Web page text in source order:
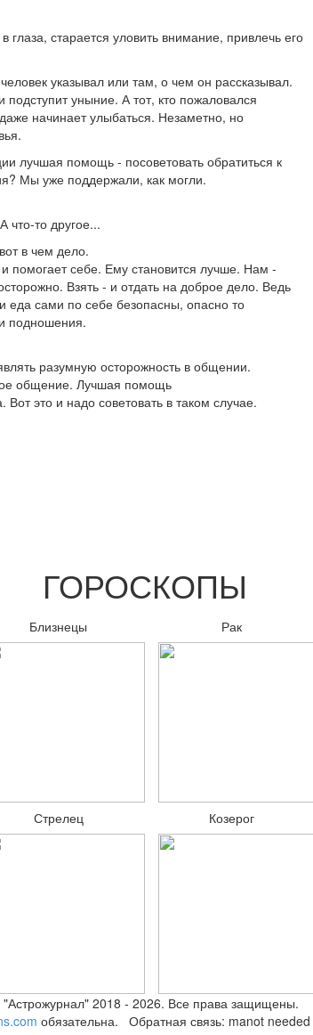
старается уловить внимание, привлечь его
указывал или там, о чем он рассказывал.
подступит уныние. А тот, кто пожаловался
начинает улыбаться. Незаметно, но
лучшая помощь - посоветовать обратиться к
Мы уже поддержали, как могли.
что-то другое...
в чем дело.
помогает себе. Ему становится лучше. Нам -
Взять - и отдать на доброе дело. Ведь
еда сами по себе безопасны, опасно то
подношения.
разумную осторожность в общении.
общение. Лучшая помощь
это и надо советовать в таком случае.
ГОРОСКОПЫ
Близнецы Рак
Стрелец Козерог
2018 - 2026. Все права защищены.
обязательна. Обратная связь: manot